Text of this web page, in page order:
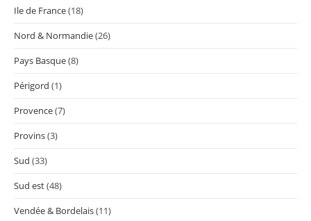
Ile de France(18)
Nord & Normandie(26)
Pays Basque(8)
Périgord (1)
Provence(7)
Provins(3)
Sud (33)
Sud est(48)
Vendée & Bordelais(11)